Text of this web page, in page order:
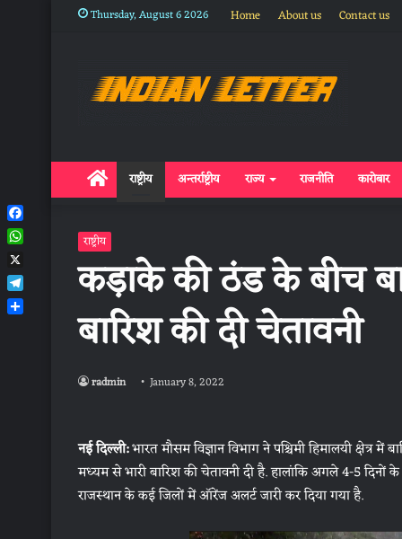
Thursday, August 6 2026 Home About us Contact us
Homeराष्ट्रीय अन्तर्राष्ट्रीय राज्य राजनीति कारोबार
राष्ट्रीय
कड़ाके की ठंड के बीच
बारिश की दी चेतावनी
radmin January 8, 2022
नई दिल्ली:भारत मौसम विज्ञान विभाग ने पश्चिमी हिमालयी क्षेत्र
मध्यम से भारी बारिश की चेतावनी दी है. हालांकि अगले 4-5 दिनों
राजस्थान के कई जिलों में ऑरेंज अलर्ट जारी कर दिया गया है.
Facebook
WhatsApp
X
Telegram